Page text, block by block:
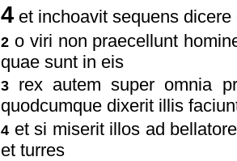
4 et inchoavit sequens
2 o viri non praecellunt
quae sunt in eis
3
rex autem super omnia
quodcumque dixerit illis
4 et si miserit illos ad
et turres